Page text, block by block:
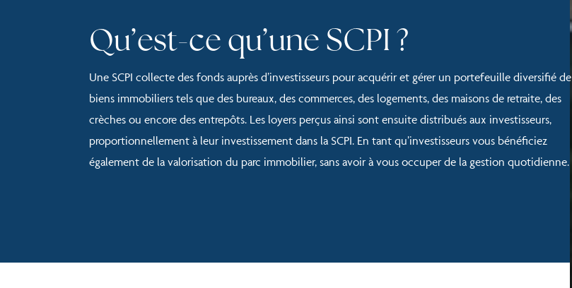
Qu’est-ce qu’une SCPI ?
Une SCPI collecte des fonds auprès d’investisseurs pour acquérir et gérer un portefeuille diversifié de
biens immobiliers tels que des bureaux, des commerces, des logements, des maisons de retraite, des
crèches ou encore des entrepôts. Les loyers perçus ainsi sont ensuite distribués aux investisseurs,
proportionnellement à leur investissement dans la SCPI. En tant qu’investisseurs vous bénéficiez
également de la valorisation du parc immobilier, sans avoir à vous occuper de la gestion quotidienne.